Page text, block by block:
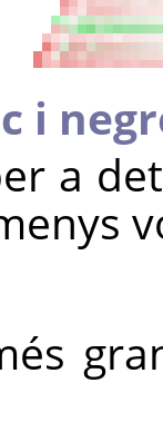
i
a